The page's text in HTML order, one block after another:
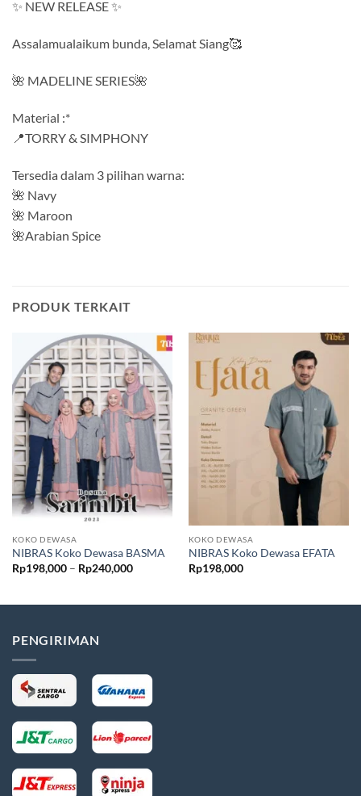
✨ NEW RELEASE ✨
Assalamualaikum bunda, Selamat Siang🥰
🌺 MADELINE SERIES🌺
Material :*
📍TORRY & SIMPHONY
Tersedia dalam 3 pilihan warna:
🌺 Navy
🌺 Maroon
🌺Arabian Spice
PRODUK TERKAIT
KOKO DEWASA
NIBRAS Koko Dewasa BASMA
Rp198,000 – Rp240,000Rentang
Rp240,000
KOKO DEWASA
NIBRAS Koko Dewasa EFATA
Rp198,000
PENGIRIMAN